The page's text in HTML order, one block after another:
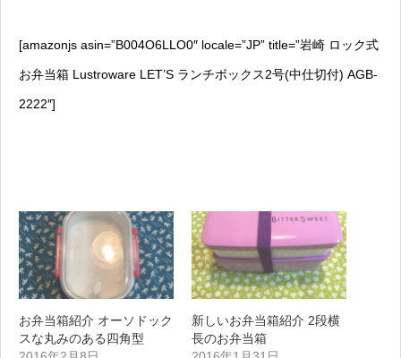
[amazonjs asin=”B004O6LLO0″ locale=”JP” title=”岩崎 ロック式
お弁当箱 Lustroware LET’S ランチボックス2号(中仕切付) AGB-
2222″]
お弁当箱紹介 オーソドック
スな丸みのある四角型
新しいお弁当箱紹介 2段横
長のお弁当箱